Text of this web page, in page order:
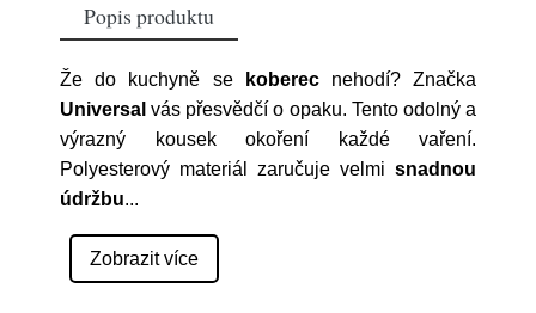
Popis produktu
Že do kuchyně se koberecnehodí? Značka
Universal vás přesvědčí o opaku. Tento odolný a
výrazný kousek okoření každé vaření.
Polyesterový materiál zaručuje velmi snadnou
údržbu...
Zobrazit více